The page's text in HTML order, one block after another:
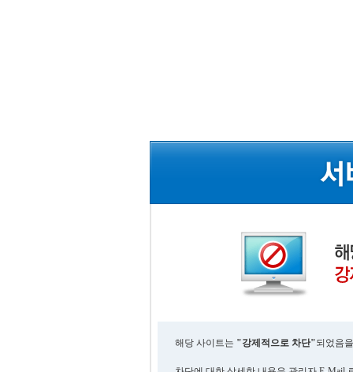
해당 사이트는 "강제적으로 차단"되었음